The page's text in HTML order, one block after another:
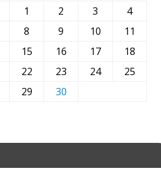
1 2 3
4
8 9 10
11
15 16 17
18
22 23 24
25
29
30